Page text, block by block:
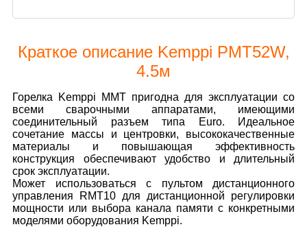
Краткое описание Kemppi PMT52W,
4.5м
Горелка Kemppi MMT пригодна для эксплуатации со
всеми сварочными аппаратами, имеющими
соединительный разъем типа Euro. Идеальное
сочетание массы и центровки, высококачественные
материалы и повышающая эффективность
конструкция обеспечивают удобство и длительный
срок эксплуатации.
Может использоваться с пультом дистанционного
управления RMT10 для дистанционной регулировки
мощности или выбора канала памяти с конкретными
моделями оборудования Kemppi.